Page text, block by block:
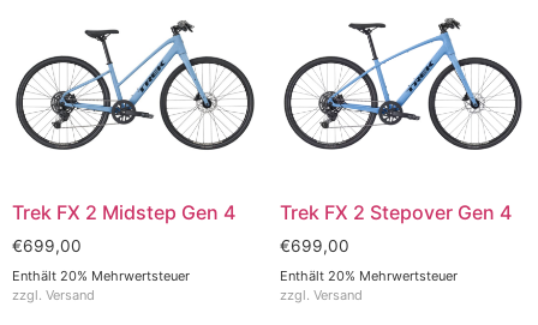
Trek FX 2 Midstep Gen 4
€699,00
Enthält 20% Mehrwertsteuer
zzgl. Versand
Trek FX 2 Stepover Gen 4
€699,00
Enthält 20% Mehrwertsteuer
zzgl. Versand